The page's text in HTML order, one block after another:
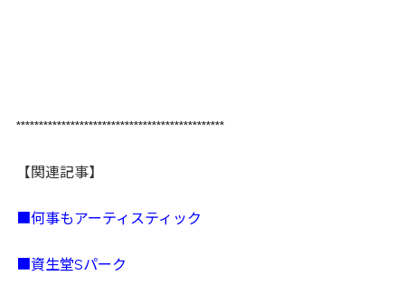
**********************************************
【関連記事】
■何事もアーティスティック
■資生堂Sパーク